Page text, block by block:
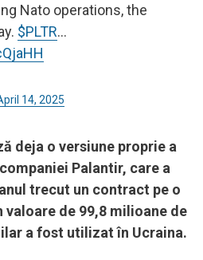
Nato operations, the
$PLTR…
14, 2025
deja o versiune proprie a
Palantir, care a
trecut un contract pe o
valoare de 99,8 milioane de
a fost utilizat în Ucraina.